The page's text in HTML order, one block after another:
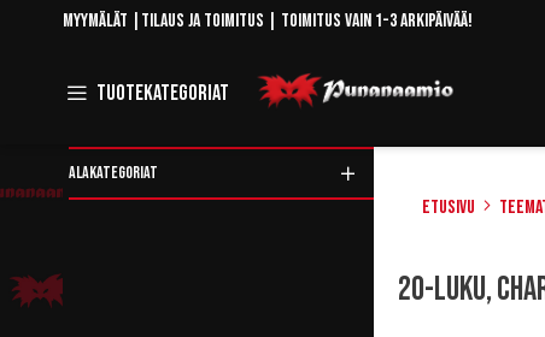
Skip
Myymälät Tilaus ja toimitus | Toimitus vain 1-3 arkipäivää!
Tuotekategoriat Toggle
Navigation
ALAKATEGORIAT
Etusivu
20-luku,